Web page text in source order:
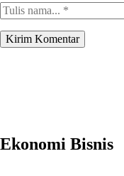
Ekonomi Bisnis